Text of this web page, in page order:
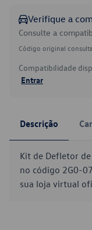
Verifique a
Consulte a
Código original
Compatibilidade
Entrar
Descrição
Kit de Defletor
no código 2G0-
sua loja virtual